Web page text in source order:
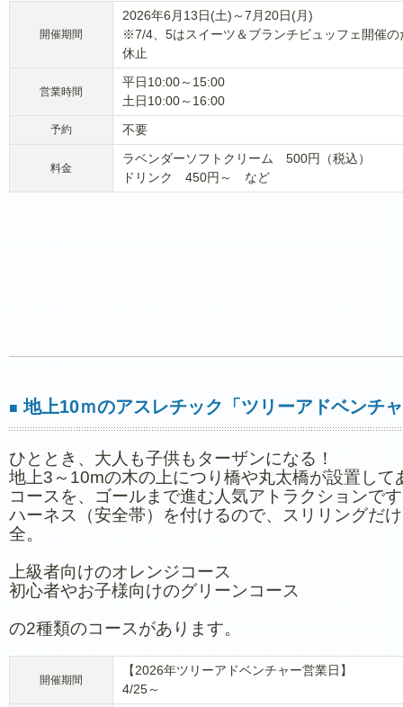
開催期間
2026年6月13日(土)～7月20日(月)
※7/4、5はスイーツ＆ブランチビュッフェ開催の
休止
営業時間
平日10:00～15:00
土日10:00～16:00
予約 不要
料金
ラベンダーソフトクリーム 500円（税込）
ドリンク 450円～ など
■ 地上10ｍのアスレチック「ツリーアドベンチ
ひととき、大人も子供もターザンになる！
地上3～10mの木の上につり橋や丸太橋が設置して
コースを、ゴールまで進む人気アトラクションで
ハーネス（安全帯）を付けるので、スリリングだ
全。
上級者向けのオレンジコース
初心者やお子様向けのグリーンコース
の2種類のコースがあります。
開催期間
【2026年ツリーアドベンチャー営業日】
4/25～